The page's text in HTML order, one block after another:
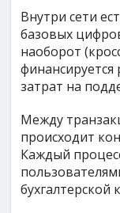
Внутри сети
базовых
наоборот
затрат на
Между
происходит
Каждый
бухгалтерской